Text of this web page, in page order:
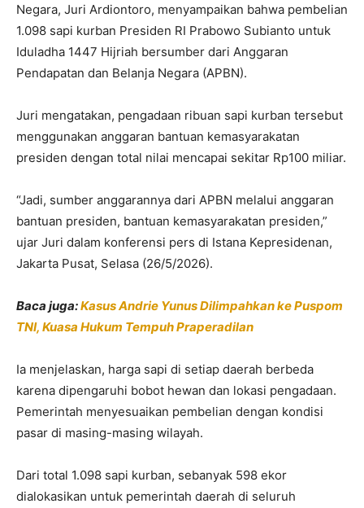
Negara, Juri Ardiontoro, menyampaikan bahwa pembelian
1.098 sapi kurban Presiden RI Prabowo Subianto untuk
Iduladha 1447 Hijriah bersumber dari Anggaran
Pendapatan dan Belanja Negara (APBN).
Juri mengatakan, pengadaan ribuan sapi kurban tersebut
menggunakan anggaran bantuan kemasyarakatan
presiden dengan total nilai mencapai sekitar Rp100 miliar.
“Jadi, sumber anggarannya dari APBN melalui anggaran
bantuan presiden, bantuan kemasyarakatan presiden,”
ujar Juri dalam konferensi pers di Istana Kepresidenan,
Jakarta Pusat, Selasa (26/5/2026).
Baca juga:Kasus Andrie Yunus Dilimpahkan ke Puspom
TNI, Kuasa Hukum Tempuh Praperadilan
Ia menjelaskan, harga sapi di setiap daerah berbeda
karena dipengaruhi bobot hewan dan lokasi pengadaan.
Pemerintah menyesuaikan pembelian dengan kondisi
pasar di masing-masing wilayah.
Dari total 1.098 sapi kurban, sebanyak 598 ekor
dialokasikan untuk pemerintah daerah di seluruh